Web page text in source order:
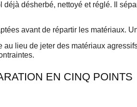
déjà désherbé, nettoyé et réglé. Il
avant de répartir les matériaux.
au lieu de jeter des matériaux
EN CINQ POINTS